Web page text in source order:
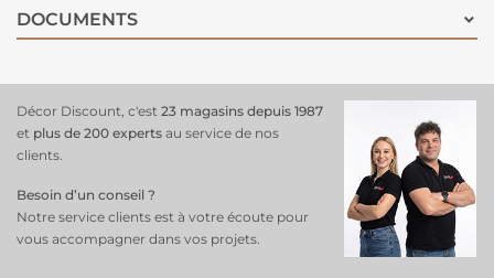
DOCUMENTS
Décor Discount, c'est 23 magasins depuis 1987
et plus de 200 experts au service de nos
clients.
Besoin d’un conseil ?
Notre service clients est à votre écoute pour
vous accompagner dans vos projets.